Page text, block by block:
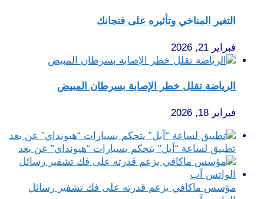
التغير المناخي وتأثيره على فنجانك
فبراير 21, 2026
الرياضة تقلل خطر الإصابة بسرطان المبيض
فبراير 18, 2026
تطبيق لساعة “آبل” يتحكم بسيارات “هيونداي” عن بعد
مؤسس ماكافي يزعم قدرته على فك تشفير رسائل